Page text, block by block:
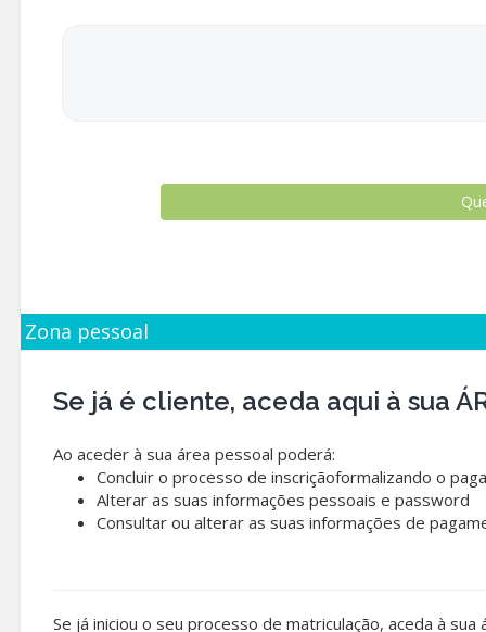
Zona pessoal
Se já é cliente, aceda aqui à sua
Ao aceder à sua área pessoal poderá:
Concluir o processo de inscriçãoformalizando o
Alterar as suas informações pessoais e password
Consultar ou alterar as suas informações de
Se já iniciou o seu processo de matriculação, aceda à